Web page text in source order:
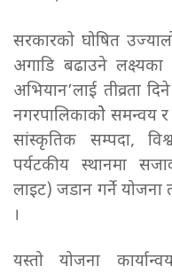
सरकारको घोषित
अगाडि बढाउने
अभियान’लाई तीव्रता
नगरपालिकाकोे समन्वय
सांस्कृतिक सम्पदा,
पर्यटकीय स्थानमा
लाइट) जडान गर्ने
।
यस्तो योजना